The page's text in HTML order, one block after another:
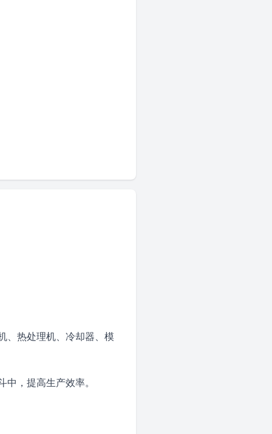
、热处理机、冷却器、模
，提高生产效率。